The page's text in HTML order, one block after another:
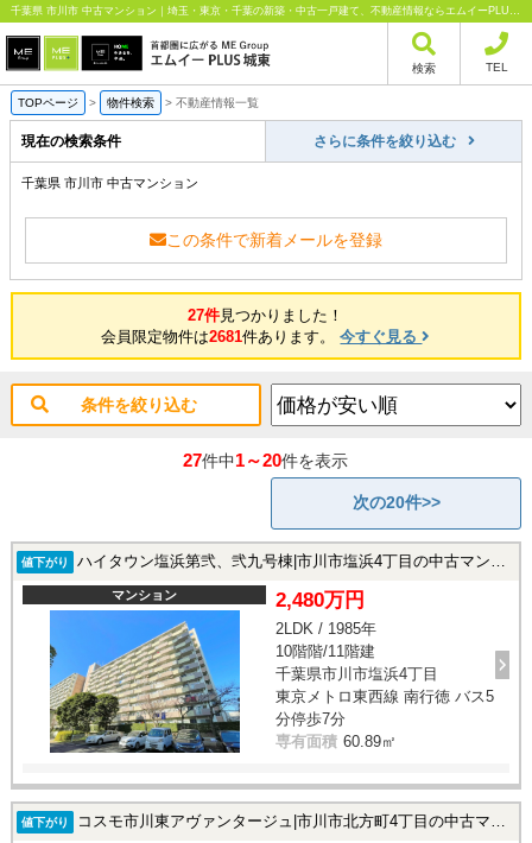
千葉県 市川市 中古マンション｜埼玉・東京・千葉の新築・中古一戸建て、不動産情報ならエムイーPLUS城東にお任せください
検索 TEL
TOPページ > 物件検索 > 不動産情報一覧
現在の検索条件 さらに条件を絞り込む
千葉県 市川市 中古マンション
この条件で新着メールを登録
27件見つかりました！
会員限定物件は2681件あります。今すぐ見る
条件を絞り込む
27件中1～20件を表示
次の20件>>
値下がり ハイタウン塩浜第弐、弐九号棟|市川市塩浜4丁目の中古マンション
マンション 2,480万円
2LDK / 1985年
10階階/11階建
千葉県市川市塩浜4丁目
東京メトロ東西線 南行徳 バス5
分停歩7分
専有面積 60.89㎡
値下がり コスモ市川東アヴァンタージュ|市川市北方町4丁目の中古マンション